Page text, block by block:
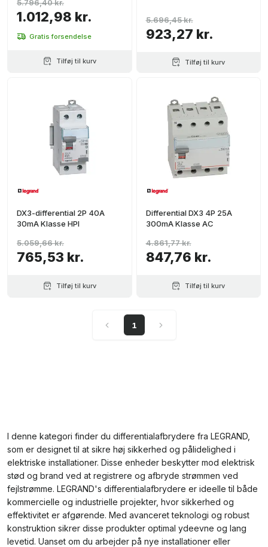
1.012,98 kr.
5.796,40 kr.
Gratis forsendelse
Tilføj til kurv
923,27 kr.
5.696,45 kr.
Tilføj til kurv
DX3-differential 2P 40A
30mA Klasse HPI
765,53 kr.
5.059,66 kr.
Tilføj til kurv
Differential DX3 4P 25A
300mA Klasse AC
847,76 kr.
4.861,77 kr.
Tilføj til kurv
1
I denne kategori finder du differentialafbrydere fra LEGRAND,
som er designet til at sikre høj sikkerhed og pålidelighed i
elektriske installationer. Disse enheder beskytter mod elektrisk
stød og brand ved at registrere og afbryde strømmen ved
fejlstrømme. LEGRAND's differentialafbrydere er ideelle til både
kommercielle og industrielle projekter, hvor sikkerhed og
effektivitet er afgørende. Med avanceret teknologi og robust
konstruktion sikrer disse produkter optimal ydeevne og lang
levetid. Uanset om du arbejder på nye installationer eller